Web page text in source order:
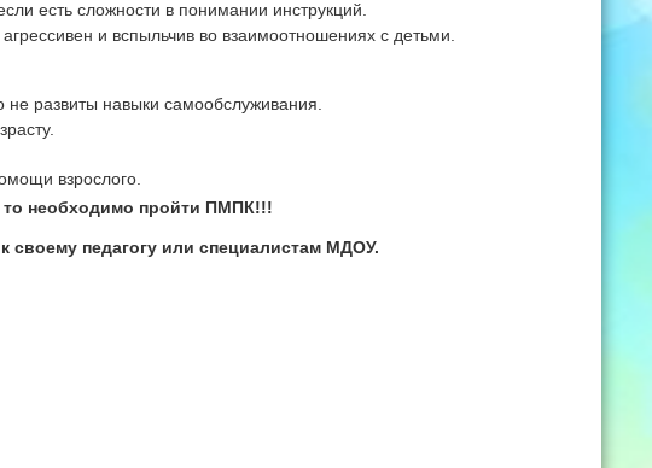
есть сложности в понимании инструкций.
и вспыльчив во взаимоотношениях с детьми.
не развиты навыки самообслуживания.
взрослого.
то необходимо пройти ПМПК!!!
педагогу или специалистам МДОУ.